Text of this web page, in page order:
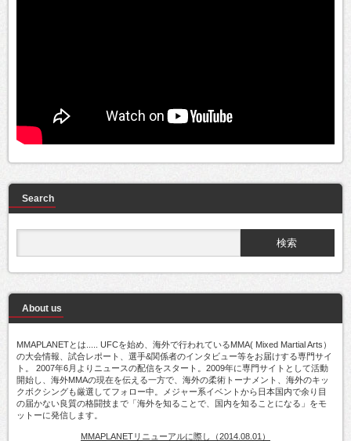
Search
About us
MMAPLANETとは..... UFCを始め、海外で行われているMMA( Mixed Martial Arts）
の大会情報、試合レポート、選手&関係者のインタビュー等をお届けする専門サイ
ト。 2007年6月よりニュースの配信をスタート。2009年に専門サイトとして活動
開始し、海外MMAの現在を伝える一方で、海外の柔術トーナメント、海外のキッ
クボクシングも厳選してフォロー中。メジャー系イベントから日本国内で余り目
の届かない良質の格闘技まで「海外を知ることで、国内を知ることになる」をモ
ットーに発信します。
MMAPLANETリニューアルに際し（2014.08.01）